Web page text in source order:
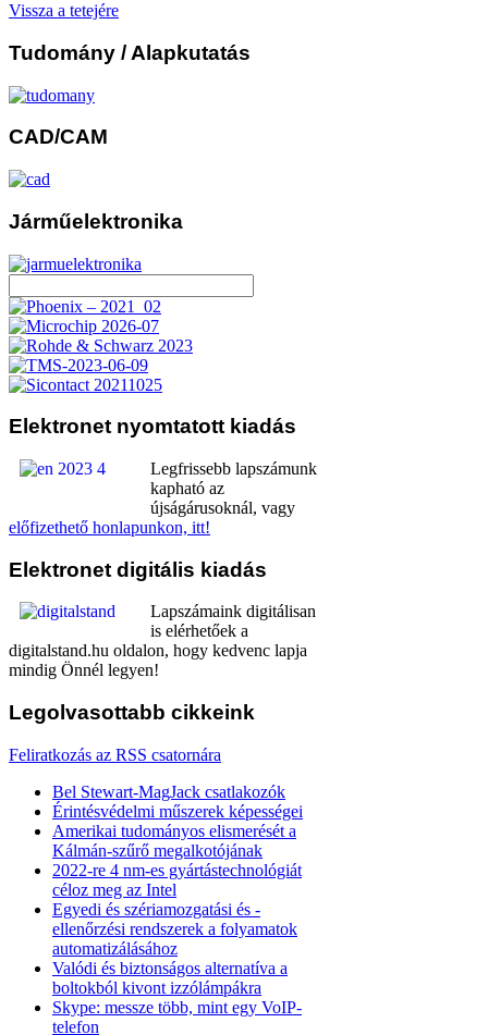
Vissza a tetejére
Tudomány / Alapkutatás
CAD/CAM
Járműelektronika
Elektronet nyomtatott kiadás
Legfrissebb lapszámunk
kapható az
újságárusoknál, vagy
előfizethető honlapunkon, itt!
Elektronet digitális kiadás
Lapszámaink digitálisan
is elérhetőek a
digitalstand.hu oldalon, hogy kedvenc lapja
mindig Önnél legyen!
Legolvasottabb cikkeink
Feliratkozás az RSS csatornára
Bel Stewart-MagJack csatlakozók
Érintésvédelmi műszerek képességei
Amerikai tudományos elismerését a
Kálmán-szűrő megalkotójának
2022-re 4 nm-es gyártástechnológiát
céloz meg az Intel
Egyedi és szériamozgatási és -
ellenőrzési rendszerek a folyamatok
automatizálásához
Valódi és biztonságos alternatíva a
boltokból kivont izzólámpákra
Skype: messze több, mint egy VoIP-
telefon